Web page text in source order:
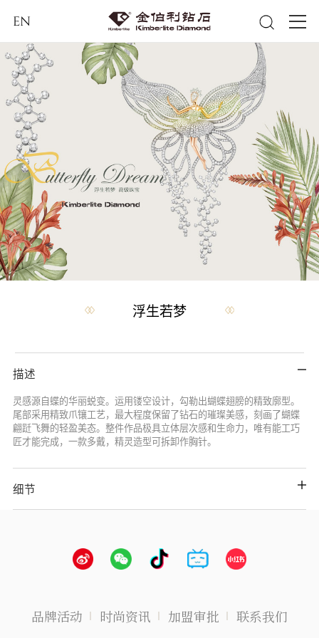
EN
浮生若梦
描述
灵感源自蝶的华丽蜕变。运用镂空设计，勾勒出蝴蝶翅膀的精致廓型。
尾部采用精致爪镶工艺，最大程度保留了钻石的璀璨美感，刻画了蝴蝶
翩跹飞舞的轻盈美态。整件作品极具立体层次感和生命力，唯有能工巧
匠才能完成，一款多戴，精灵造型可拆卸作胸针。
细节
品牌活动 时尚资讯 加盟审批 联系我们